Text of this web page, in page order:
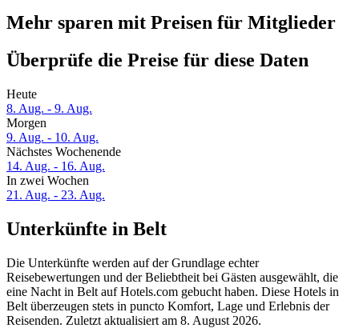
Mehr sparen mit Preisen für Mitglieder
Überprüfe die Preise für diese Daten
Heute
8. Aug. - 9. Aug.
Morgen
9. Aug. - 10. Aug.
Nächstes Wochenende
14. Aug. - 16. Aug.
In zwei Wochen
21. Aug. - 23. Aug.
Unterkünfte in Belt
Die Unterkünfte werden auf der Grundlage echter
Reisebewertungen und der Beliebtheit bei Gästen ausgewählt, die
eine Nacht in Belt auf Hotels.com gebucht haben. Diese Hotels in
Belt überzeugen stets in puncto Komfort, Lage und Erlebnis der
Reisenden. Zuletzt aktualisiert am 8. August 2026.